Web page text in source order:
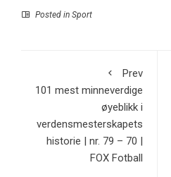
Posted in Sport
Prev
101 mest minneverdige
øyeblikk i
verdensmesterskapets
historie | nr. 79 – 70 |
FOX Fotball